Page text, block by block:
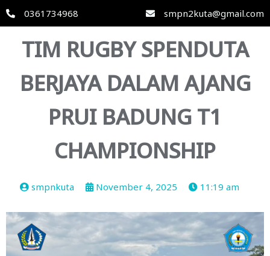
0361734968 smpn2kuta@gmail.com
TIM RUGBY SPENDUTA
BERJAYA DALAM AJANG
PRUI BADUNG T1
CHAMPIONSHIP
smpnkuta November 4, 2025 11:19 am